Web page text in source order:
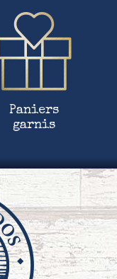
Paniers
garnis